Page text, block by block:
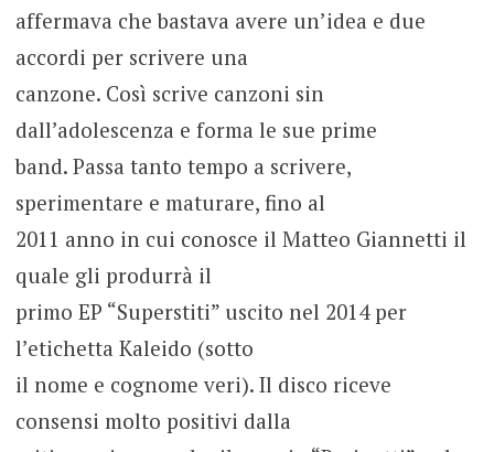
affermava che bastava avere un’idea e due
accordi per scrivere una
canzone. Così scrive canzoni sin
dall’adolescenza e forma le sue prime
band. Passa tanto tempo a scrivere,
sperimentare e maturare, fino al
2011 anno in cui conosce il Matteo Giannetti il
quale gli produrrà il
primo EP “Superstiti” uscito nel 2014 per
l’etichetta Kaleido (sotto
il nome e cognome veri). Il disco riceve
consensi molto positivi dalla